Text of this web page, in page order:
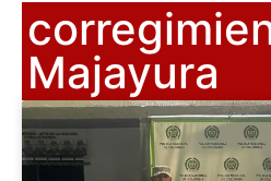
Majayura